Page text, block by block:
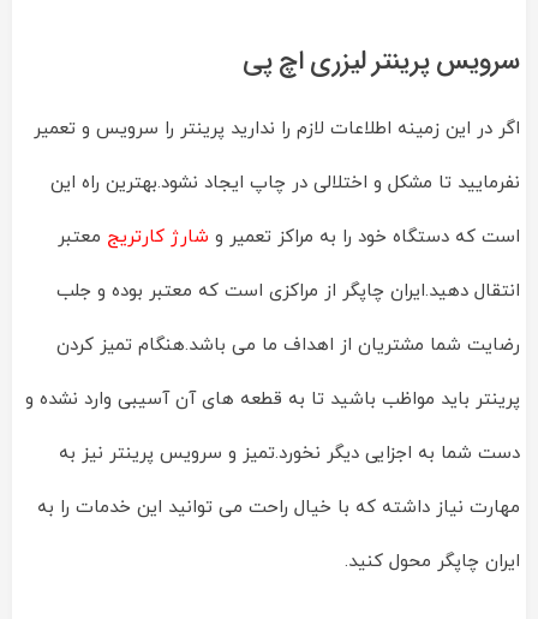
سرویس پرینتر لیزری اچ پی
اگر در این زمینه اطلاعات لازم را ندارید پرینتر را سرویس و تعمیر
نفرمایید تا مشکل و اختلالی در چاپ ایجاد نشود.بهترین راه این
است که دستگاه خود را به مراکز تعمیر و شارژ کارتریج معتبر
انتقال دهید.ایران چاپگر از مراکزی است که معتبر بوده و جلب
رضایت شما مشتریان از اهداف ما می باشد.هنگام تمیز کردن
پرینتر باید مواظب باشید تا به قطعه های آن آسیبی وارد نشده و
دست شما به اجزایی دیگر نخورد.تمیز و سرویس پرینتر نیز به
مهارت نیاز داشته که با خیال راحت می توانید این خدمات را به
ایران چاپگر محول کنید.